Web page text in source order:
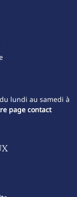
lundi au samedi à
page contact